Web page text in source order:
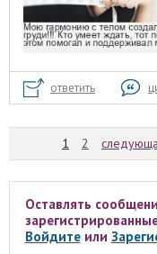
ответить
1 2
Оставлять
Войдитеили